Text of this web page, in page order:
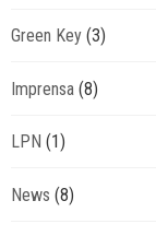
Green Key (3)
Imprensa (8)
LPN (1)
News (8)